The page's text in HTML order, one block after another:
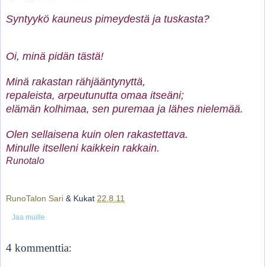
Syntyykö kauneus pimeydestä ja tuskasta?
Oi, minä pidän tästä!
Minä rakastan rähjääntynyttä,
repaleista, arpeutunutta omaa itseäni;
elämän kolhimaa, sen puremaa ja lähes nielemää.
Olen sellaisena kuin olen rakastettava.
Minulle itselleni kaikkein rakkain.
Runotalo
RunoTalon Sari & Kukat 22.8.11
Jaa muille
4 kommenttia: